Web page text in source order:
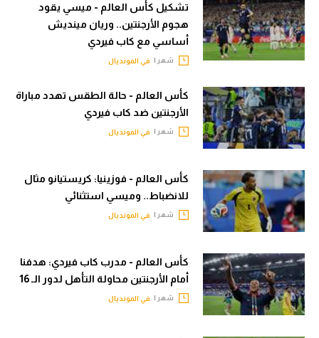
رياضة نسائية
آسيا
ركن الألعاب
Gamers
ميركاتو
تحقيق في الجول
تقرير في الجول
تحليل في الجول
آسيا
أمريكا
أقسام خاصة
Gamers
تحقيق في الجول
تقرير في الجول
حكايات في الجول
كويز في الجول
تشكيل كأس العالم - ميسي يقود
هجوم الأرجنتين.. وريان مينديش
أساسي مع كاب فيردي
شهر | في المونديال
كأس العالم - حالة الطقس تهدد مباراة
الأرجنتين ضد كاب فيردي
شهر | في المونديال
كأس العالم - فوزينيا: كريستيانو مثال
للانضباط.. وميسي استثنائي
شهر | في المونديال
كأس العالم - مدرب كاب فيردي: هدفنا
أمام الأرجنتين محاولة التأهل لدور الـ 16
شهر | في المونديال